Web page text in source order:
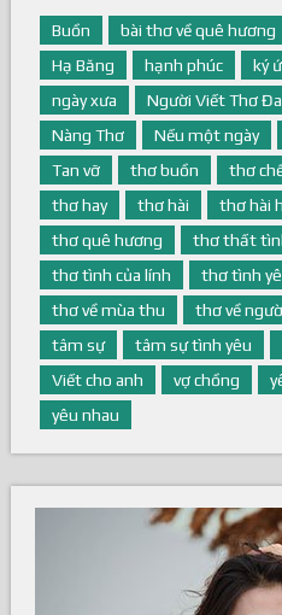
Buồn bài thơ về quê hương
Hạ Băng
hạnh phúc ký
ngày xưa
Người Viết Thơ
Nàng Thơ
Nếu một ngày
Tan vỡ
thơ buồn thơ
thơ hay
thơ hài thơ hài
thơ quê hương
thơ thất
thơ tình của lính
thơ tình
thơ về mùa thu
thơ về
tâm sự
tâm sự tình yêu
Viết cho anh
vợ chồng
yêu nhau